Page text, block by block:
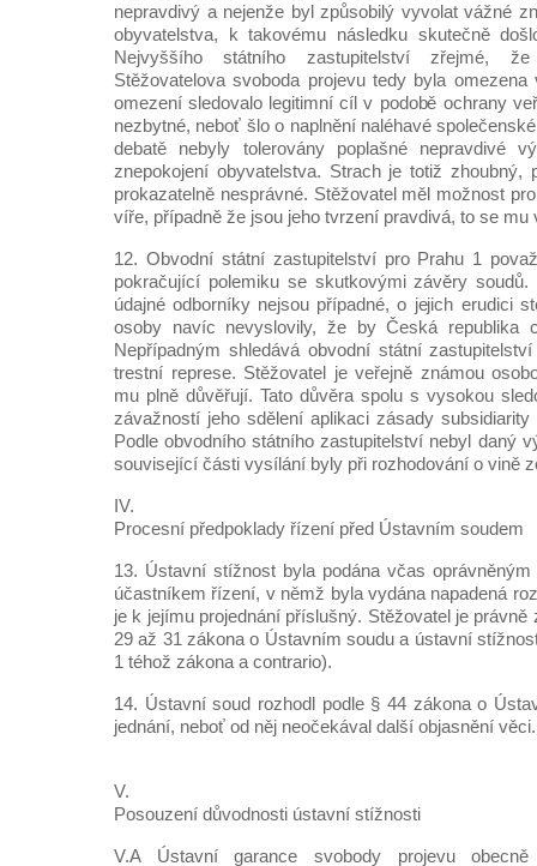
nepravdivý a nejenže byl způsobilý vyvolat vážné
obyvatelstva, k takovému následku skutečně
Nejvyššího státního zastupitelství zřejmé,
Stěžovatelova svoboda projevu tedy byla
omezení sledovalo legitimní cíl v podobě ochrany
nezbytné, neboť šlo o naplnění naléhavé
debatě nebyly tolerovány poplašné nepravdivé
znepokojení obyvatelstva. Strach je totiž zhoubný,
prokazatelně nesprávné. Stěžovatel měl možnost
víře, případně že jsou jeho tvrzení pravdivá, to se mu
12. Obvodní státní zastupitelství pro Prahu 1
pokračující polemiku se skutkovými závěry
údajné odborníky nejsou případné, o jejich erudici
osoby navíc nevyslovily, že by Česká republika
Nepřípadným shledává obvodní státní
trestní represe. Stěžovatel je veřejně známou
mu plně důvěřují. Tato důvěra spolu s vysokou
závažností jeho sdělení aplikaci zásady
Podle obvodního státního zastupitelství nebyl daný
související části vysílání byly při rozhodování o vině
IV.
Procesní předpoklady řízení před Ústavním soudem
13. Ústavní stížnost byla podána včas
účastníkem řízení, v němž byla vydána napadená
je k jejímu projednání příslušný. Stěžovatel je právně
29 až 31 zákona o Ústavním soudu a ústavní
1 téhož zákona a contrario).
14. Ústavní soud rozhodl podle § 44 zákona o
jednání, neboť od něj neočekával další objasnění věci.
V.
Posouzení důvodnosti ústavní stížnosti
V.A Ústavní garance svobody projevu